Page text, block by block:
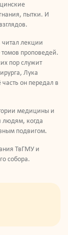
пытки. И
читал лекции
томов проповедей.
пор служит
Лука
он передал в
медицины и
людям, когда
подвигом.
ТвГМУ и
собора.